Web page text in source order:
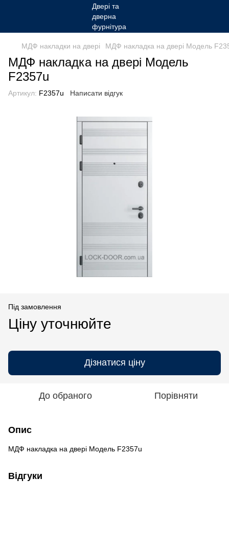
МДФ накладки на двері МДФ накладка на двері Модель
МДФ накладка на двері Модель
F2357u
Артикул: F2357u Написати відгук
Під замовлення
Ціну уточнюйте
Дізнатися ціну
До обраного Порівняти
Опис
МДФ накладка на двері Модель F2357u
Відгуки